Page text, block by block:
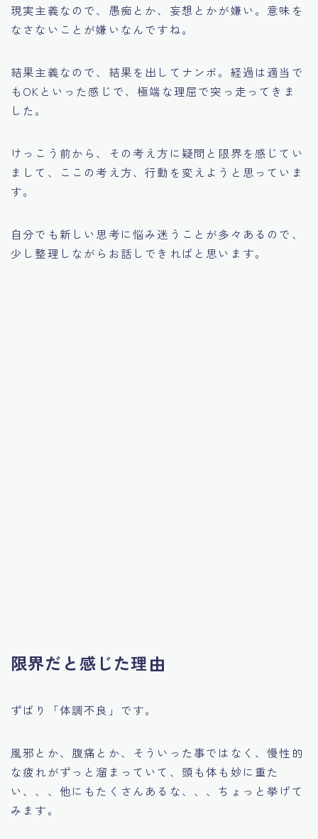
現実主義なので、愚痴とか、妄想とかが嫌い。意味を
なさないことが嫌いなんですね。
結果主義なので、結果を出してナンボ。経過は適当で
もOKといった感じで、極端な理屈で突っ走ってきま
した。
けっこう前から、その考え方に疑問と限界を感じてい
まして、ここの考え方、行動を変えようと思っていま
す。
自分でも新しい思考に悩み迷うことが多々あるので、
少し整理しながらお話しできればと思います。
限界だと感じた理由
ずばり「体調不良」です。
風邪とか、腹痛とか、そういった事ではなく、慢性的
な疲れがずっと溜まっていて、頭も体も妙に重た
い、、、他にもたくさんあるな、、、ちょっと挙げて
みます。